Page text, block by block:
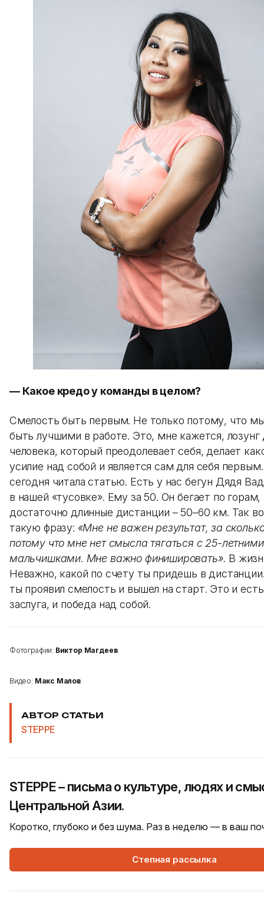
— Какое кредо у команды в целом?
Смелость быть первым. Не только потому, что
быть лучшими в работе. Это, мне кажется, лозунг
человека, который преодолевает себя, делает
усилие над собой и является сам для себя
сегодня читала статью. Есть у нас бегун Дядя
в нашей «тусовке». Ему за 50. Он бегает по
достаточно длинные дистанции – 50–60 км. Так
такую фразу: «Мне не важен результат, за
потому что мне нет смысла тягаться с 25-летними
мальчишками. Мне важно финишировать». В
Неважно, какой по счету ты придешь в
ты проявил смелость и вышел на старт. Это и есть
заслуга, и победа над собой.
Фотографии: Виктор Магдеев
Видео: Макс Малов
АВТОР СТАТЬИ
STEPPE
STEPPE – письма о культуре, людях и
Центральной Азии.
Коротко, глубоко и без шума. Раз в неделю — в ваш
Степная рассылка